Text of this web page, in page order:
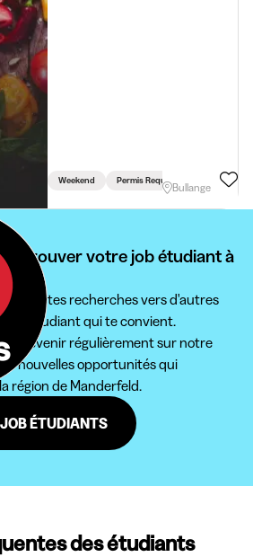
Weekend Permis Requis
Bullange
trouver votre job étudiant à
tes recherches vers d'autres
job étudiant qui te convient.
à revenir régulièrement sur notre
nouvelles opportunités qui
région de Manderfeld.
ÉTUDIANTS
des étudiants